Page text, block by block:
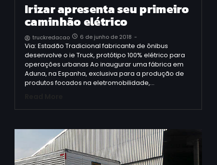
Irizar apresenta seu primeiro
caminhão elétrico
truckredacao 6 de junho de 2018 -
Via: Estadão Tradicional fabricante de ônibus
desenvolve o ie Truck, protótipo 100% elétrico para
operações urbanas Ao inaugurar uma fábrica em
Aduna, na Espanha, exclusiva para a produção de
produtos focados na eletromobilidade,…